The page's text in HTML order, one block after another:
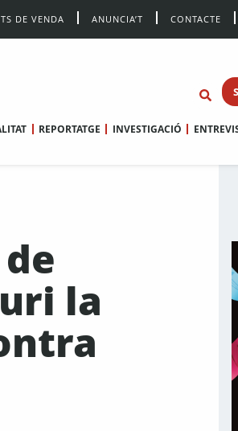
DE VENDA ANUNCIA’T CONTACTE
REPORTATGE INVESTIGACIÓ
la